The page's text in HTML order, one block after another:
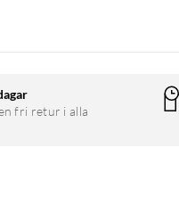
fri retur i alla